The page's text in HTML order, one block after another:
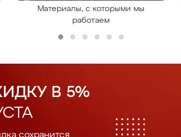
Материалы, с которыми мы
работаем
В 5%
сохранится.